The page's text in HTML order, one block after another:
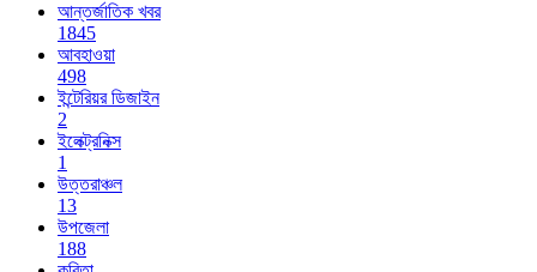
আন্তর্জাতিক খবর
1845
আবহাওয়া
498
ইন্টেরিয়র ডিজাইন
2
ইলেক্ট্রনিক্স
1
উত্তরাঞ্চল
13
উপজেলা
188